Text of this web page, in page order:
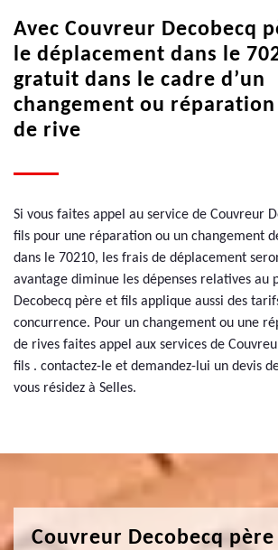
Avec Couvreur Decobecq
le déplacement dans le
gratuit dans le cadre d’un
changement ou
de rive
Si vous faites appel au service de Couvreur
fils pour une réparation ou un changement
dans le 70210, les frais de déplacement
avantage diminue les dépenses relatives au
Decobecq père et fils applique aussi des
concurrence. Pour un changement ou une
de rives faites appel aux services de
fils . contactez-le et demandez-lui un devis
vous résidez à Selles.
Couvreur Decobecq